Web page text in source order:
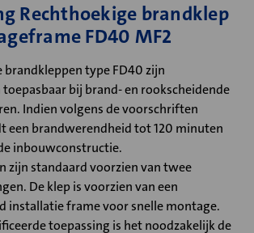
Rechthoekige brandklep
FD40 MF2
brandkleppen type FD40 zijn
bij brand- en rookscheidende
Indien volgens de voorschriften
een brandwerendheid tot 120 minuten
inbouwconstructie.
zijn standaard voorzien van twee
De klep is voorzien van een
installatie frame voor snelle montage.
toepassing is het noodzakelijk de